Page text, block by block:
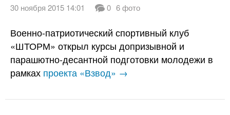
30 ноября 2015 14:01 0 6 фото
Военно-патриотический спортивный клуб
«ШТОРМ» открыл курсы допризывной и
парашютно-десантной подготовки молодежи в
рамках проекта «Взвод» →